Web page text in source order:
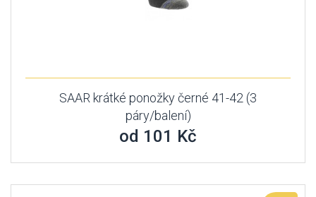
SAAR krátké ponožky černé 41-42 (3
páry/balení)
od 101 Kč